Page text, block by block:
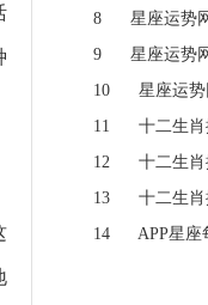
8
星座运势
月2日
9
星座运势
日
10
星座运势
日
11
十二生肖
—8月2日
12
十二生
月2日
13
十二生
月2日
14 APP星座